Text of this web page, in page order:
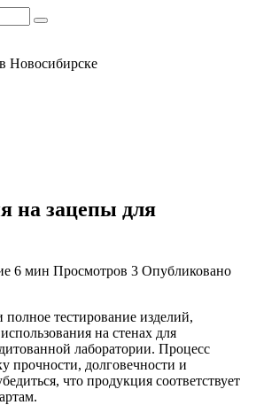
Новосибирске
на зацепы для
6 мин Просмотров 3 Опубликовано
полное тестирование изделий,
на стенах для
лаборатории. Процесс
прочности, долговечности и
что продукция соответствует